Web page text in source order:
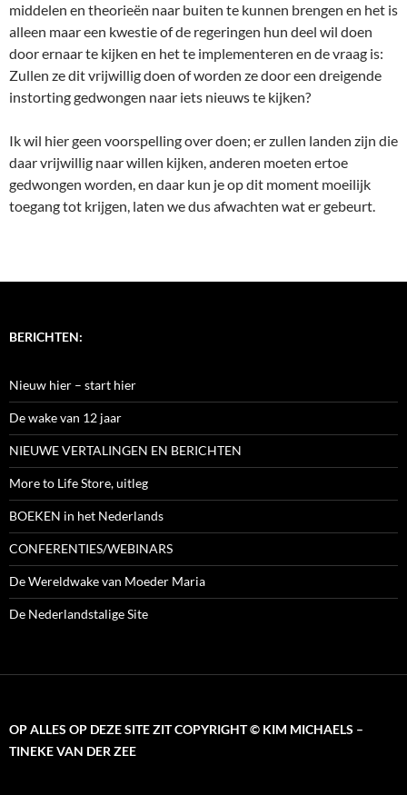
middelen en theorieën naar buiten te kunnen brengen en het is
alleen maar een kwestie of de regeringen hun deel wil doen
door ernaar te kijken en het te implementeren en de vraag is:
Zullen ze dit vrijwillig doen of worden ze door een dreigende
instorting gedwongen naar iets nieuws te kijken?
Ik wil hier geen voorspelling over doen; er zullen landen zijn die
daar vrijwillig naar willen kijken, anderen moeten ertoe
gedwongen worden, en daar kun je op dit moment moeilijk
toegang tot krijgen, laten we dus afwachten wat er gebeurt.
BERICHTEN:
Nieuw hier – start hier
De wake van 12 jaar
NIEUWE VERTALINGEN EN BERICHTEN
More to Life Store, uitleg
BOEKEN in het Nederlands
CONFERENTIES/WEBINARS
De Wereldwake van Moeder Maria
De Nederlandstalige Site
OP ALLES OP DEZE SITE ZIT COPYRIGHT © KIM MICHAELS –
TINEKE VAN DER ZEE